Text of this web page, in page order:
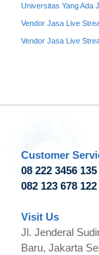
Universitas Yang Ada
Vendor Jasa Live
Vendor Jasa Live
Customer
08 222 3456 135
082 123 678 122
Visit Us
Jl. Jenderal
Baru, Jakarta